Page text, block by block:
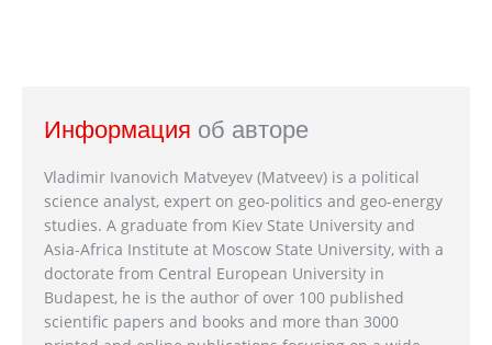
Информация об авторе
Vladimir Ivanovich Matveyev (Matveev) is a political
science analyst, expert on geo-politics and geo-energy
studies. A graduate from Kiev State University and
Asia-Africa Institute at Moscow State University, with a
doctorate from Central European University in
Budapest, he is the author of over 100 published
scientific papers and books and more than 3000